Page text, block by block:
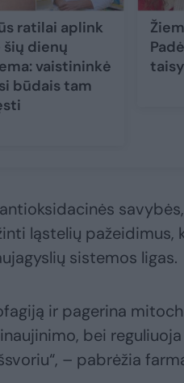
ratilai aplink
šių dienų
vaistininkė
būdais tam
ląstelių pažeidimus,
sistemos ligas.
ir pagerina
bei
– pabrėžia